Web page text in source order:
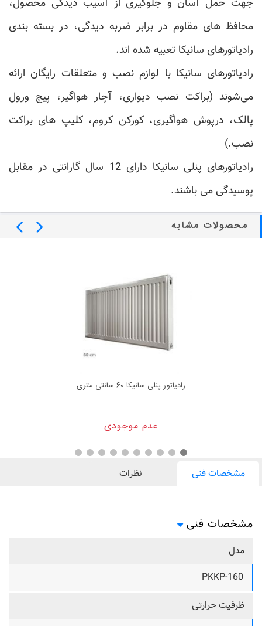
جهت حمل آسان و جلوگیری از آسیب دیدگی محصول،
محافظ های مقاوم در برابر ضربه دیدگی، در بسته بندی
رادیاتورهای سانیکا تعبیه شده اند.
رادیاتورهای سانیکا با لوازم نصب و متعلقات رایگان ارائه
می‌شوند (براکت نصب دیواری، آچار هواگیر، پیچ ورول
پالک، درپوش هواگیری، کورکن کروم، کلیپ های براکت
نصب.)
رادیاتورهای پنلی سانیکا دارای 12 سال گارانتی در مقابل
پوسیدگی می باشند.
محصولات مشابه
رادیاتور پنلی سانیکا 60 سانتی متری
عدم موجودی
مشخصات فنی نظرات
مشخصات فنی
مدل
PKKP-160
ظرفیت حرارتی